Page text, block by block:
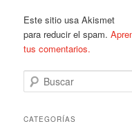
Este sitio usa Akismet
para reducir el spam.
tus comentarios.
u
c
CATEGORÍAS